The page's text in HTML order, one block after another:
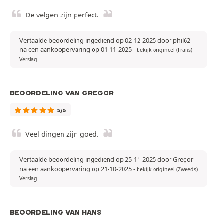
De velgen zijn perfect.
Vertaalde beoordeling ingediend op 02-12-2025 door phil62
na een aankoopervaring op 01-11-2025- bekijk origineel (Frans)
Verslag
BEOORDELING VAN GREGOR
5/5
Veel dingen zijn goed.
Vertaalde beoordeling ingediend op 25-11-2025 door Gregor
na een aankoopervaring op 21-10-2025- bekijk origineel (Zweeds)
Verslag
BEOORDELING VAN HANS